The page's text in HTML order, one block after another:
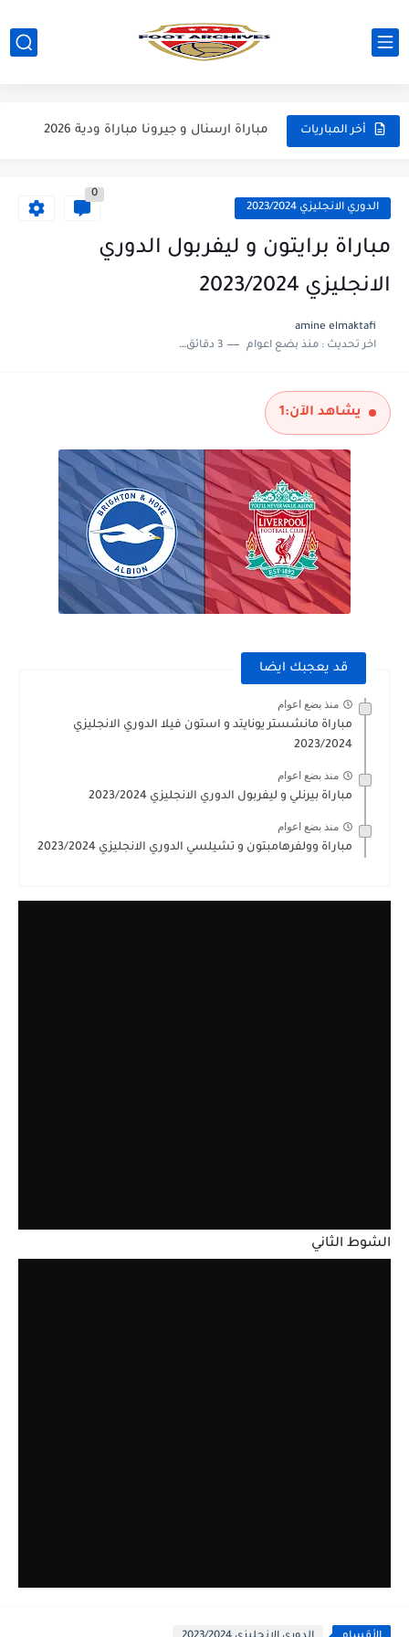
أخر المباريات مباراة ارسنال و جيرونا مباراة ودية 2026
مباراة برشلونة و بيرمنغهام مباراة ودية 2026
الدوري الانجليزي 2023/2024
0
مباراة برايتون و ليفربول الدوري
الانجليزي 2023/2024
amine elmaktafi
اخر تحديث :منذ بضع اعوام 3 دقائق للقراءة
يشاهد الآن:1
قد يعجبك ايضا
منذ بضع اعوام
مباراة مانشستر يونايتد و استون فيلا الدوري الانجليزي
2023/2024
منذ بضع اعوام
مباراة بيرنلي و ليفربول الدوري الانجليزي 2023/2024
منذ بضع اعوام
مباراة وولفرهامبتون و تشيلسي الدوري الانجليزي 2023/2024
الشوط الثاني